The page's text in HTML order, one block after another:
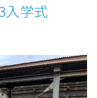
入学式